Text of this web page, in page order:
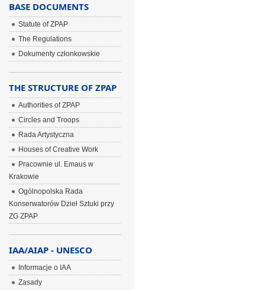
BASE DOCUMENTS
Statute of ZPAP
The Regulations
Dokumenty członkowskie
THE STRUCTURE OF ZPAP
Authorities of ZPAP
Circles and Troops
Rada Artystyczna
Houses of Creative Work
Pracownie ul. Emaus w
Krakowie
Ogólnopolska Rada
Konserwatorów Dzieł Sztuki przy
ZG ZPAP
IAA/AIAP - UNESCO
Informacje o IAA
Zasady